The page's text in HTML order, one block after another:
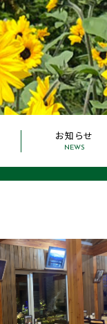
お知らせ
NEWS